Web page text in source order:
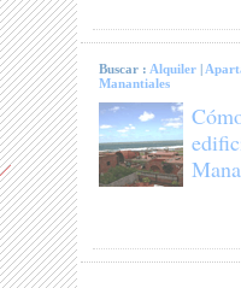
Buscar : Alquiler |
Manantiales